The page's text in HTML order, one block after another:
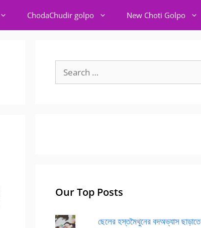
ChodaChudir golpo New Choti Golpo
for:
Our Top Posts
ছেলের হস্তমৈথুনের বদঅভ্যাস ছাড়াতে